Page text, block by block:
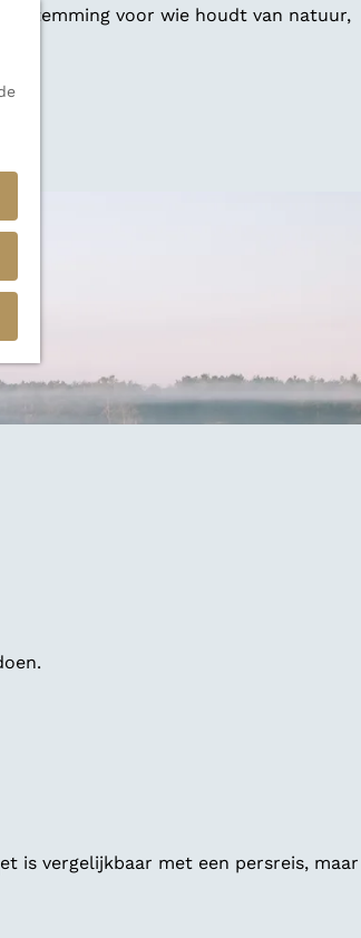
voor wie houdt van natuur,
is vergelijkbaar met een persreis, maar